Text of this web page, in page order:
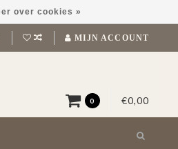
MIJN ACCOUNT
0 €0,00
over cookies »